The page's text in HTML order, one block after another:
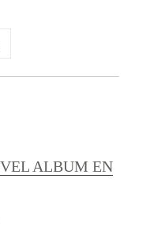
ALBUM EN